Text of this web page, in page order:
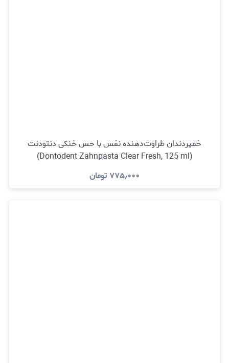
خمیردندان طراوت‌دهنده نفس با حس خنکی دنتودنت
(Dontodent Zahnpasta Clear Fresh, 125 ml)
۷۷۵٫۰۰۰ تومان